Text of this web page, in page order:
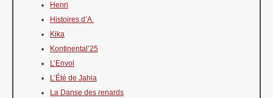
Henri
Histoires d’A.
Kika
Kontinental’25
L’Envol
L’Été de Jahia
La Danse des renards